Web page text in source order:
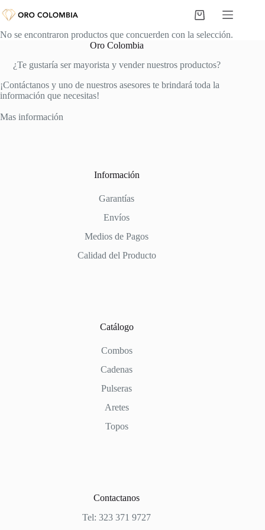
al
Carro
compra
No se encontraron productos que concuerden con la selección.
Oro Colombia
¿Te gustaría ser mayorista y vender nuestros productos?
¡Contáctanos y uno de nuestros asesores te brindará toda la
información que necesitas!
Mas información
Información
Garantías
Envíos
Medios de Pagos
Calidad del Producto
Catálogo
Combos
Cadenas
Pulseras
Aretes
Topos
Contactanos
Tel: 323 371 9727